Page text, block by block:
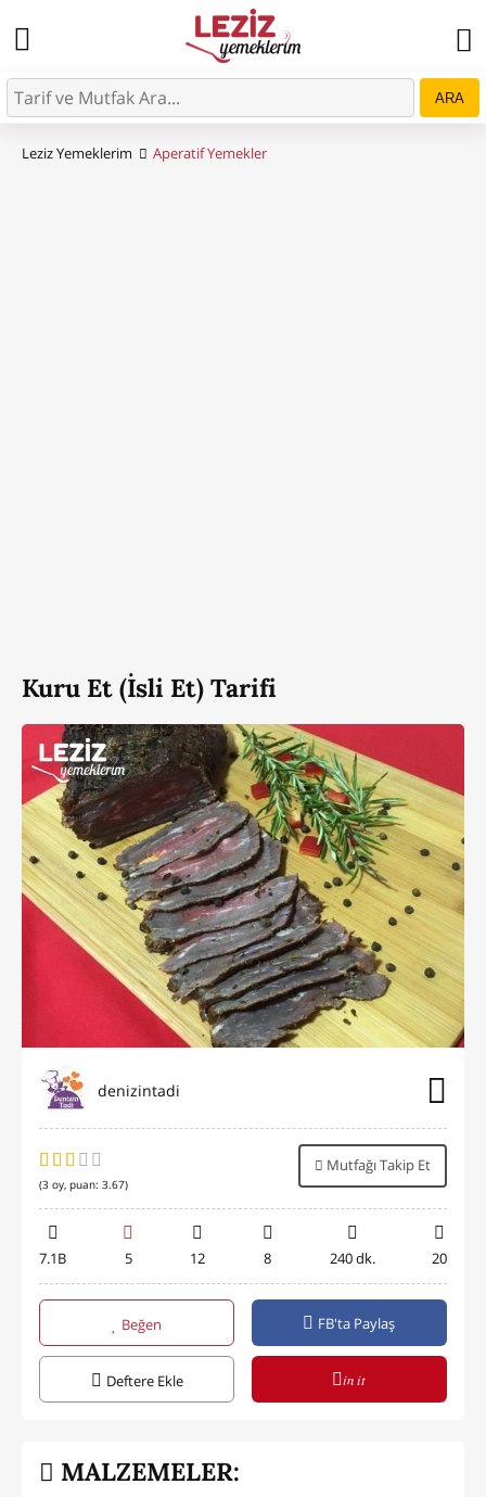
ARA
Leziz Yemeklerim Aperatif Yemekler
Kuru Et (İsli Et) Tarifi
denizintadi
(3 oy, puan: 3.67)
Mutfağı Takip Et
7.1B 5 12 8 240 dk. 20
Beğen FB'ta Paylaş
Deftere Ekle in it
MALZEMELER: